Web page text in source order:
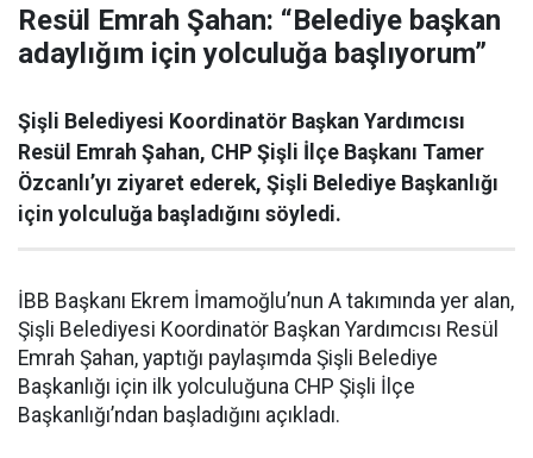
Resül Emrah Şahan: “Belediye başkan
adaylığım için yolculuğa başlıyorum”
Şişli Belediyesi Koordinatör Başkan Yardımcısı
Resül Emrah Şahan, CHP Şişli İlçe Başkanı Tamer
Özcanlı’yı ziyaret ederek, Şişli Belediye Başkanlığı
için yolculuğa başladığını söyledi.
İBB Başkanı Ekrem İmamoğlu’nun A takımında yer alan,
Şişli Belediyesi Koordinatör Başkan Yardımcısı Resül
Emrah Şahan, yaptığı paylaşımda Şişli Belediye
Başkanlığı için ilk yolculuğuna CHP Şişli İlçe
Başkanlığı’ndan başladığını açıkladı.